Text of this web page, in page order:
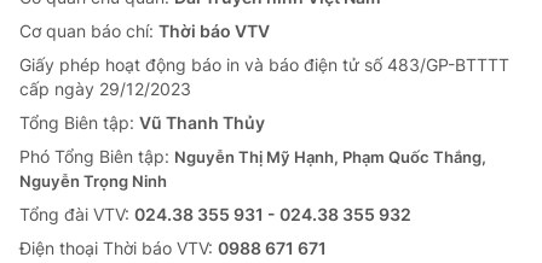
Cơ quan báo chí: Thời báo VTV
Giấy phép hoạt động báo in và báo điện tử số 483/GP-BTTTT
cấp ngày 29/12/2023
Tổng Biên tập: Vũ Thanh Thủy
Phó Tổng Biên tập: Nguyễn Thị Mỹ Hạnh, Phạm Quốc Thắng,
Nguyễn Trọng Ninh
Tổng đài VTV: 024.38 355 931 - 024.38 355 932
Ðiện thoại Thời báo VTV: 0988 671 671